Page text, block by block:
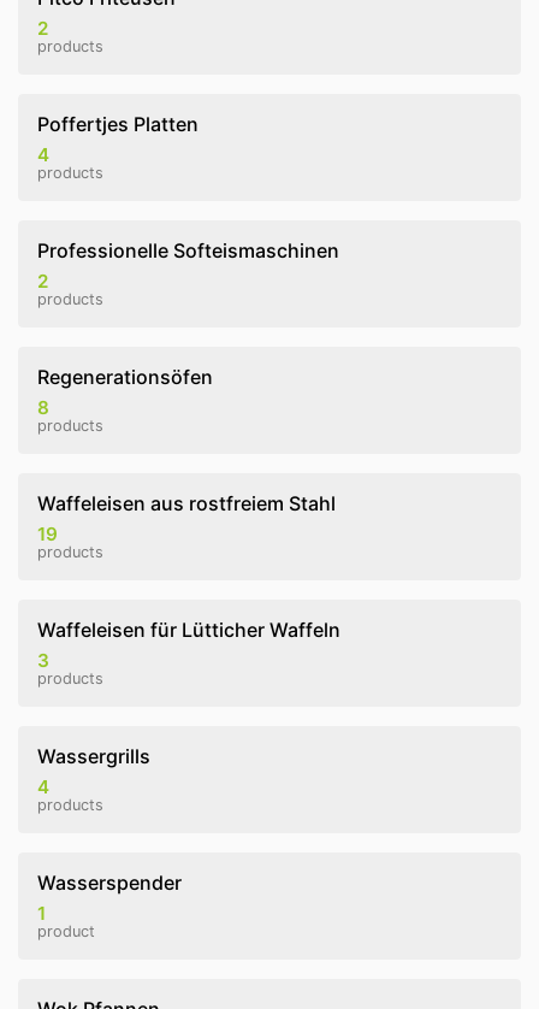
2
products
Poffertjes Platten
4
products
Professionelle Softeismaschinen
2
products
Regenerationsöfen
8
products
Waffeleisen aus rostfreiem Stahl
19
products
Waffeleisen für Lütticher Waffeln
3
products
Wassergrills
4
products
Wasserspender
1
product